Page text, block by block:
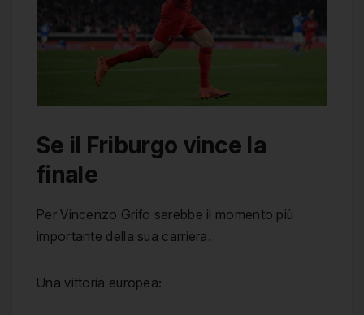
Se il Friburgo vince la
finale
Per Vincenzo Grifo sarebbe il momento più
importante della sua carriera.
Una vittoria europea: